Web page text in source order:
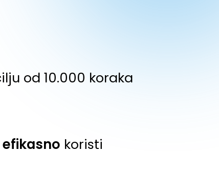
od 10.000 koraka
efikasno koristi